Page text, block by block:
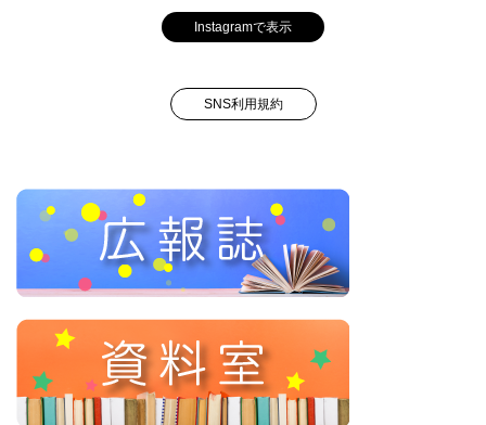
Instagramで表示
SNS利用規約